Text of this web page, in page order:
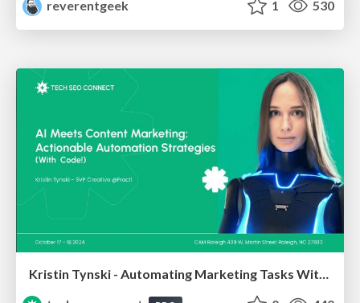
reverentgeek
1 530
Kristin Tynski - Automating Marketing Tasks With AI